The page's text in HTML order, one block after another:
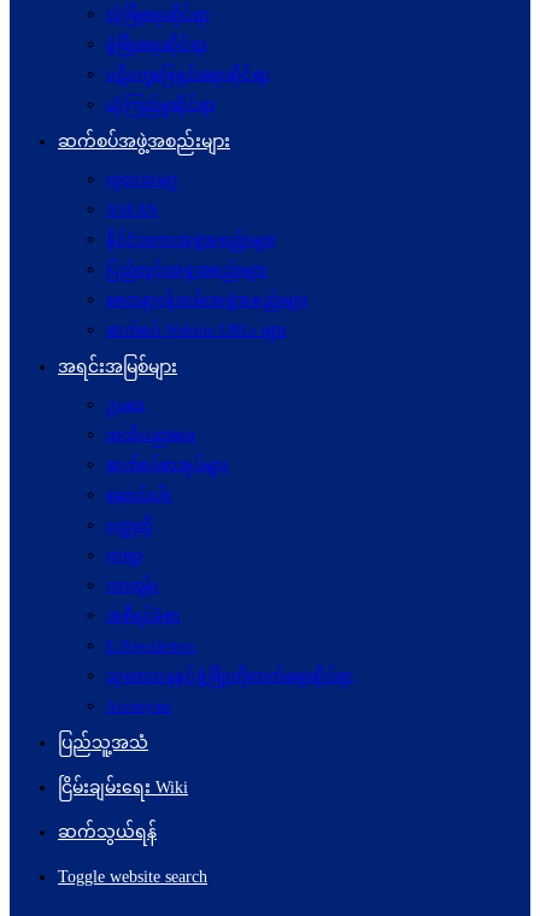
လုံခြုံရေးဆိုင်ရာ
ဖွံဖြိုးရေးဆိုင်ရာ
ပဋိပက္ခ‌ဖြေရှင်းရေးဆိုင်ရာ
ယုံကြည်မှုဆိုင်ရာ
ဆက်စပ်အဖွဲ့အစည်းများ
ကုလသမဂ္ဂ
ASEAN
နိုင်ငံတကာအဖွဲ့အစည်းများ
ပြည်တွင်းအဖွဲ့အစည်းများ
စေတနာ့ဝန်ထမ်းအဖွဲ့အစည်းများ
ဆက်စပ် Website URLs များ
အရင်းအမြစ်များ
ဥပဒေ
အသိပညာပေး
ဆက်စပ်စာအုပ်များ
ဆောင်းပါး
ဝတ္ထုတို
ကဗျာ
ကာတွန်း
အစီရင်ခံစာ
E-Newsletters
သုတေသနနှင့်ဖွံ့ဖြိုးတိုးတက်ရေးဆိုင်ရာ
Acronyms
ပြည်သူ့အသံ
ငြိမ်းချမ်းရေး Wiki
ဆက်သွယ်ရန်
Toggle website search